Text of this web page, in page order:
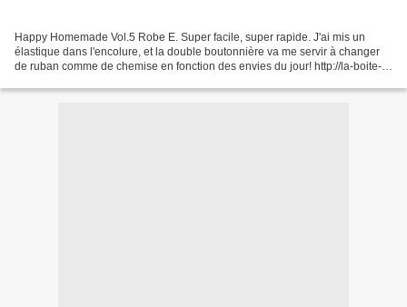
Happy Homemade Vol.5 Robe E. Super facile, super rapide. J'ai mis un
élastique dans l'encolure, et la double boutonnière va me servir à changer
de ruban comme de chemise en fonction des envies du jour! http://la-boite-a-